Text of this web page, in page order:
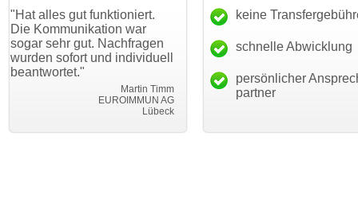
funktioniert.
war
Nachfragen
und individuell
EUROIMMUN AG
"Danke für den schnellen
Transfer und guten Service!"
Thomas Schäfer
i can eckert communication GmbH
"Ich bin
haben.
mein
keine
schnelle Abwicklung
persönlicher
partner